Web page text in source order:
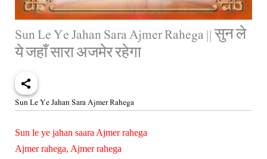
Sun Le Ye Jahan Sara Ajmer Rahega || सुन ले
ये जहाँ सारा अजमेर रहेगा
Sun Le Ye Jahan Sara Ajmer Rahega
Sun le ye jahan saara Ajmer rahega
Ajmer rahega, Ajmer rahega